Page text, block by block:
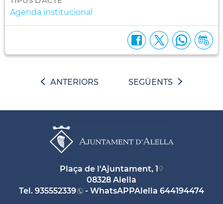
Agenda institucional
ANTERIORS SEGÜENTS
Plaça de l'Ajuntament, 1
08328 Alella
Tel. 935552339 - WhatsAPPAlella 644194474